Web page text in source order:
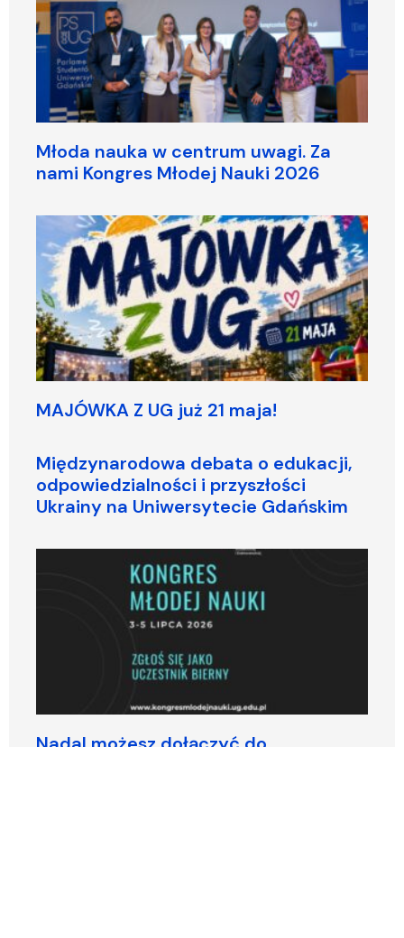
Młoda nauka w centrum uwagi. Za
nami Kongres Młodej Nauki 2026
MAJÓWKA Z UG już 21 maja!
Międzynarodowa debata o edukacji,
odpowiedzialności i przyszłości
Ukrainy na Uniwersytecie Gdańskim
Nadal możesz dołączyć do